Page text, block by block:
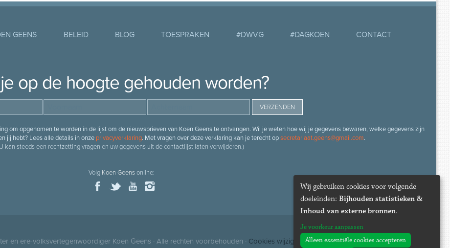
GEENS BELEID BLOG TOESPRAKEN #DWVG #DAGKOEN CONTACT
op de hoogte gehouden worden?
om opgenomen te worden in de lijst om de nieuwsbrieven van Koen Geens te ontvangen. Wil je weten hoe wij je gegevens bewaren, welke gegevens zijn
jij hebt? Lees alle details in onze privacyverklaring. Met vragen over deze verklaring kan je terecht opsecretariaat.geens@gmail.com.
U kan steeds een rechtzetting vragen en uw gegevens uit de contactlijst laten verwijderen.)
Volg Koen Geensonline:
en ere-volksvertegenwoordiger Koen Geens · Alle rechten voorbehouden · Cookies wijzigen
Wij gebruiken cookies voor volgende
doeleinden: Bijhouden statistieken &
Inhoud van externe bronnen.
Je voorkeur aanpassen
Alleen essentiële cookies accepteren